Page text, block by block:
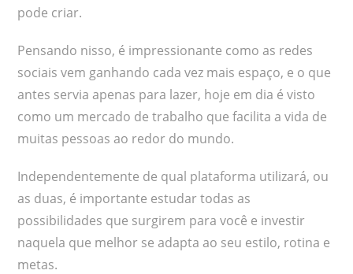
pode criar.
Pensando nisso, é impressionante como as redes
sociais vem ganhando cada vez mais espaço, e o que
antes servia apenas para lazer, hoje em dia é visto
como um mercado de trabalho que facilita a vida de
muitas pessoas ao redor do mundo.
Independentemente de qual plataforma utilizará, ou
as duas, é importante estudar todas as
possibilidades que surgirem para você e investir
naquela que melhor se adapta ao seu estilo, rotina e
metas.